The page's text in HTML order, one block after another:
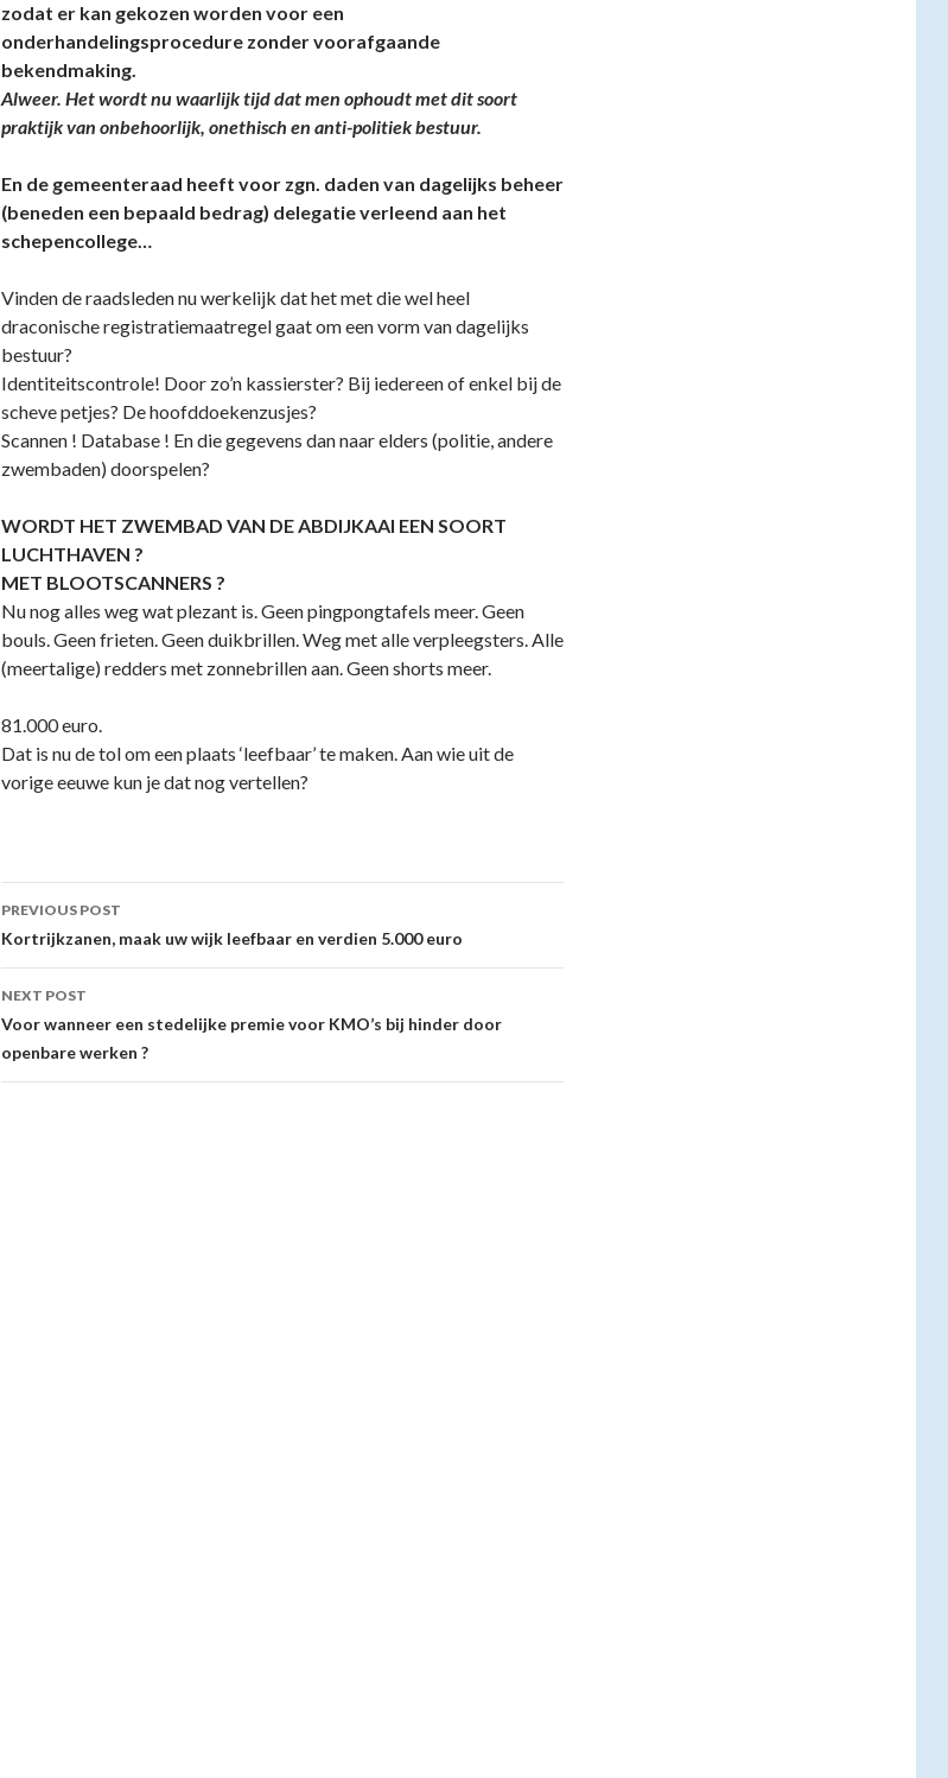
zodat er kan gekozen worden voor een
onderhandelingsprocedure zonder voorafgaande
bekendmaking.
Alweer. Het wordt nu waarlijk tijd dat men ophoudt met dit soort
praktijk van onbehoorlijk, onethisch en anti-politiek bestuur.
En de gemeenteraad heeft voor zgn. daden van dagelijks beheer
(beneden een bepaald bedrag) delegatie verleend aan het
schepencollege…
Vinden de raadsleden nu werkelijk dat het met die wel heel
draconische registratiemaatregel gaat om een vorm van dagelijks
bestuur?
Identiteitscontrole! Door zo’n kassierster? Bij iedereen of enkel bij de
scheve petjes? De hoofddoekenzusjes?
Scannen ! Database ! En die gegevens dan naar elders (politie, andere
zwembaden) doorspelen?
WORDT HET ZWEMBAD VAN DE ABDIJKAAI EEN SOORT
LUCHTHAVEN ?
MET BLOOTSCANNERS ?
Nu nog alles weg wat plezant is. Geen pingpongtafels meer. Geen
bouls. Geen frieten. Geen duikbrillen. Weg met alle verpleegsters. Alle
(meertalige) redders met zonnebrillen aan. Geen shorts meer.
81.000 euro.
Dat is nu de tol om een plaats ‘leefbaar’ te maken. Aan wie uit de
vorige eeuwe kun je dat nog vertellen?
Post
navigation
PREVIOUS POST
Kortrijkzanen, maak uw wijk leefbaar en verdien 5.000 euro
NEXT POST
Voor wanneer een stedelijke premie voor KMO’s bij hinder door
openbare werken ?